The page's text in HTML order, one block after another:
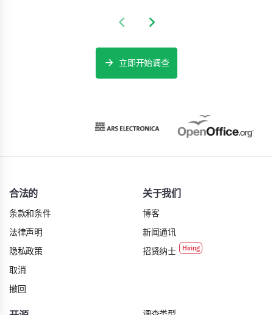
Previous slide
Next slide
立即开始调查
合法的
条款和条件
法律声明
隐私政策
取消
撤回
关于我们
博客
新闻通讯
招贤纳士